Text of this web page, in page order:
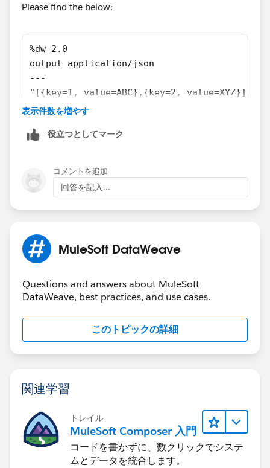
Please find the below:
%dw 2.0
output application/json
---
"[{key=1, value=ABC},{key=2,
"$((trim(in) splitBy "=")[0])":
  ($)
Out:
    "key": "1",
    "value": "ABC"
  },
    "key": "2",
    "value": "XYZ"
  }
Studio with JSON.
Thanks,
Manish Kumar Yadav
表示件数を増やす
役立つとしてマーク
コメントを追加
回答を記入...
MuleSoft DataWeave
Questions and answers about MuleSoft
DataWeave, best practices, and use cases.
このトピックの詳細
関連学習
トレイル
MuleSoft Composer 入門
コードを書かずに、数クリックでシステ
ムとデータを統合します。